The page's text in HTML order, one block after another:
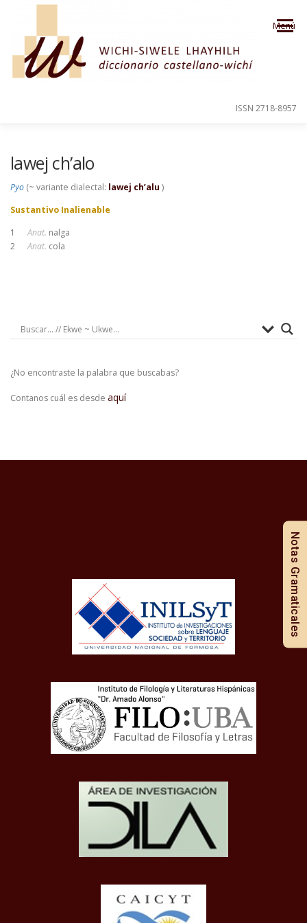
Saltar al contenido
Menú
ISSN 2718-8957
lawej ch’alo
Pyo (~ variante dialectal: lawej ch’alu )
Sustantivo Inalienable
1Anat. nalga
2Anat. cola
¿No encontraste la palabra que buscabas?
Contanos cuál es desde aquí
Notas Gramaticales